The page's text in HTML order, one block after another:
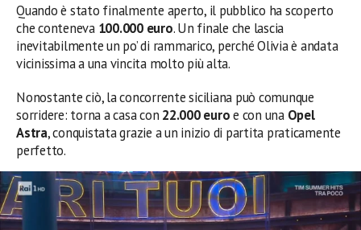
Quando è stato finalmente aperto, il pubblico ha scoperto
che conteneva 100.000 euro. Un finale che lascia
inevitabilmente un po’ di rammarico, perché Olivia è andata
vicinissima a una vincita molto più alta.
Nonostante ciò, la concorrente siciliana può comunque
sorridere: torna a casa con 22.000 euroe con una Opel
Astra, conquistata grazie a un inizio di partita praticamente
perfetto.